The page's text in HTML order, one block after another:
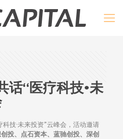
话“医疗科技•未
科技·未来投资”云峰会，活动邀请
投、点石资本、蓝驰创投、深创